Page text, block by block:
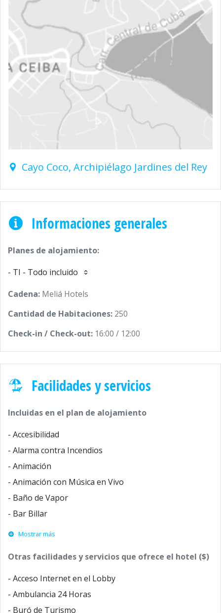
Cayo Coco, Archipiélago Jardines del Rey
Informaciones generales
Planes de alojamiento:
- TI - Todo incluido
Cadena: Meliá Hotels
Cantidad de Habitaciones: 250
Check-in / Check-out: 16:00 / 12:00
Facilidades y servicios
Incluidas en el plan de alojamiento
- Accesibilidad
- Alarma contra Incendios
- Animación
- Animación con Música en Vivo
- Baño de Vapor
- Bar Billar
Mostrar más
Otras facilidades y servicios que ofrece el hotel ($)
- Acceso Internet en el Lobby
- Ambulancia 24 Horas
- Buró de Turismo